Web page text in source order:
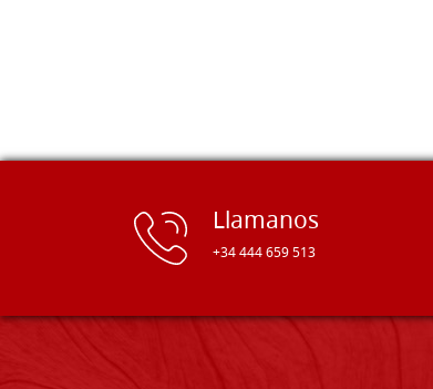
Llamanos
+34 444 659 513